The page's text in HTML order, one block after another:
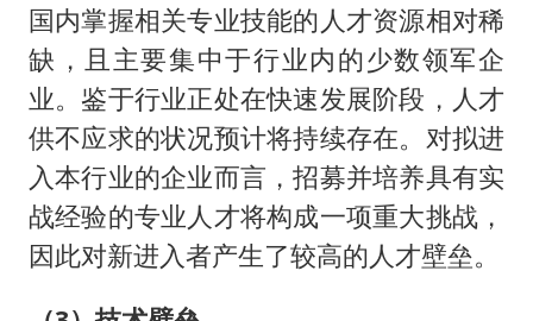
国内掌握相关专业技能的人才资源相对稀
缺，且主要集中于行业内的少数领军企
业。鉴于行业正处在快速发展阶段，人才
供不应求的状况预计将持续存在。对拟进
入本行业的企业而言，招募并培养具有实
战经验的专业人才将构成一项重大挑战，
因此对新进入者产生了较高的人才壁垒。